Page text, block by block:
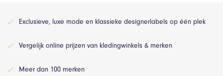
Exclusieve, luxe mode en klassieke designerlabels op één plek
Vergelijk online prijzen van kledingwinkels & merken
Meer dan 100 merken